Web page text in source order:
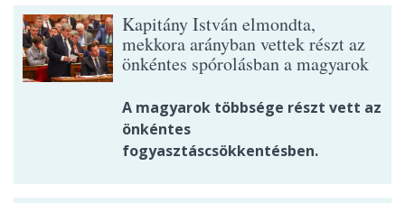
Kapitány István elmondta,
mekkora arányban vettek részt az
önkéntes spórolásban a magyarok
A magyarok többsége részt vett az
önkéntes
fogyasztáscsökkentésben.